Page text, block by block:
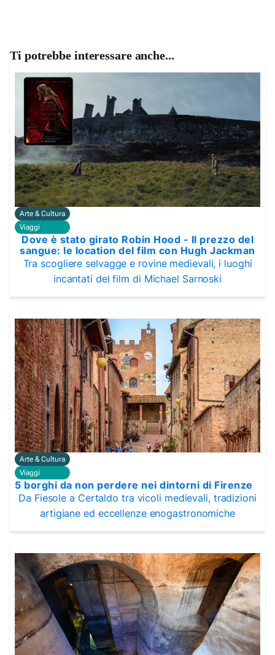
Ti potrebbe interessare anche...
Arte & Cultura
Viaggi
Dove è stato girato Robin Hood - Il prezzo del
sangue: le location del film con Hugh Jackman
Tra scogliere selvagge e rovine medievali, i luoghi
incantati del film di Michael Sarnoski
Arte & Cultura
Viaggi
5 borghi da non perdere nei dintorni di Firenze
Da Fiesole a Certaldo tra vicoli medievali, tradizioni
artigiane ed eccellenze enogastronomiche